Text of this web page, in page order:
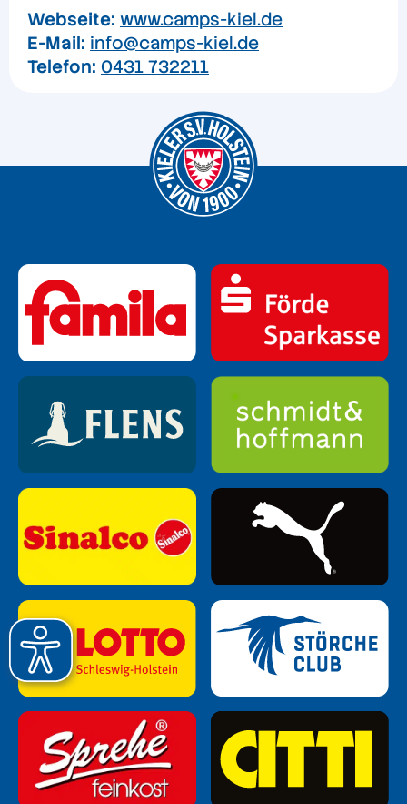
Webseite: www.camps-kiel.de
E-Mail: info@camps-kiel.de
Telefon: 0431 732211